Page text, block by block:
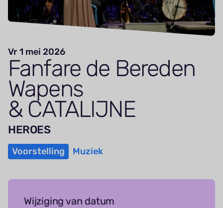
Vr 1 mei 2026
Fanfare de Bereden
Wapens
& CATALIJNE
HEROES
Voorstelling Muziek
Wijziging van datum